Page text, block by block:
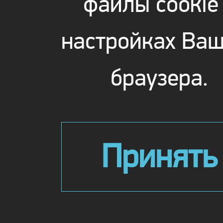
настройках
браузера.
Принять